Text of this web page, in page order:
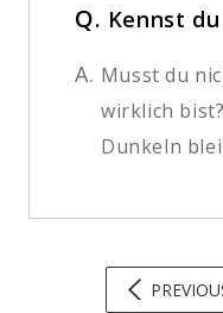
Q. Kennst
A. Musst du
wirklich
Dunkeln